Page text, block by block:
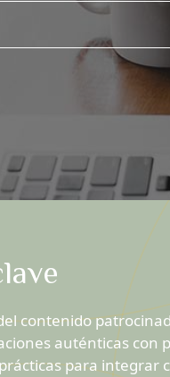
contenido
auténticas con
para